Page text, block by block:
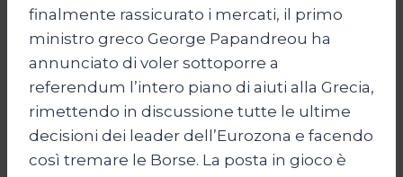
finalmente rassicurato i mercati, il primo
ministro greco George Papandreou ha
annunciato di voler sottoporre a
referendum l’intero piano di aiuti alla Grecia,
rimettendo in discussione tutte le ultime
decisioni dei leader dell’Eurozona e facendo
così tremare le Borse. La posta in gioco è